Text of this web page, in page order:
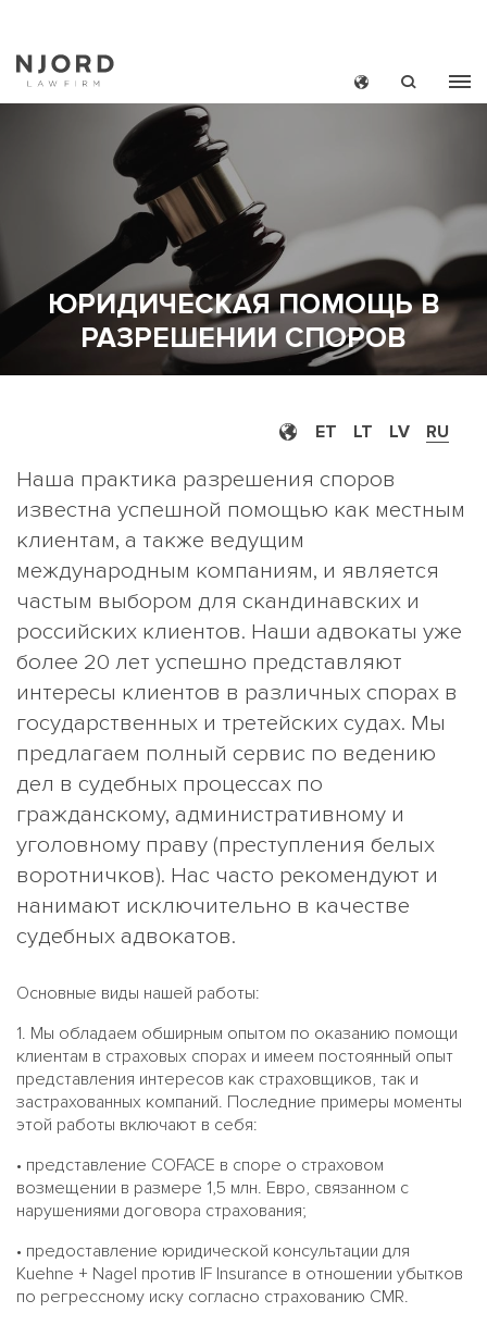
MAIN
MENU
ЮРИДИЧЕСКАЯ ПОМОЩЬ В
РАЗРЕШЕНИИ СПОРОВ
ET LT LV RU
Наша практика разрешения споров
известна успешной помощью как местным
клиентам, а также ведущим
международным компаниям, и является
частым выбором для скандинавских и
российских клиентов. Наши адвокаты уже
более 20 лет успешно представляют
интересы клиентов в различных спорах в
государственных и третейских судах. Мы
предлагаем полный сервис по ведению
дел в судебных процессах по
гражданскому, административному и
уголовному праву (преступления белых
воротничков). Нас часто рекомендуют и
нанимают исключительно в качестве
судебных адвокатов.
Основные виды нашей работы:
1. Мы обладаем обширным опытом по оказанию помощи
клиентам в страховых спорах и имеем постоянный опыт
представления интересов как страховщиков, так и
застрахованных компаний. Последние примеры моменты
этой работы включают в себя:
• представление COFACE в споре о страховом
возмещении в размере 1,5 млн. Евро, связанном с
нарушениями договора страхования;
• предоставление юридической консультации для
Kuehne + Nagel против IF Insurance в отношении убытков
по регрессному иску согласно страхованию CMR.